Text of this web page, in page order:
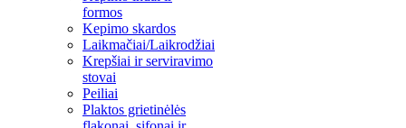
formos
Kepimo skardos
Laikmačiai/Laikrodžiai
Krepšiai ir serviravimo
stovai
Peiliai
Plaktos grietinėlės